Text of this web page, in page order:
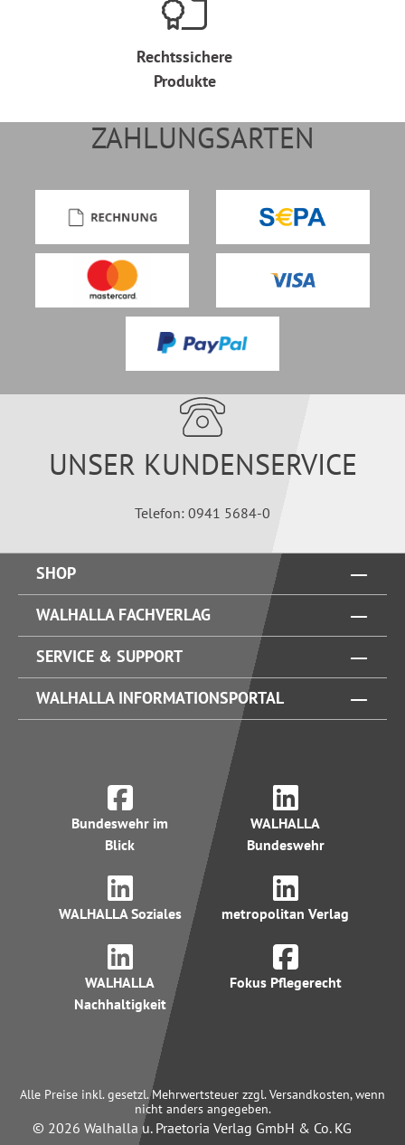
Rechtssichere
Produkte
ZAHLUNGSARTEN
UNSER KUNDENSERVICE
Telefon: 0941 5684-0
SHOP
WALHALLA FACHVERLAG
SERVICE & SUPPORT
WALHALLA INFORMATIONSPORTAL
Bundeswehr im
Blick
WALHALLA
Bundeswehr
WALHALLA Soziales metropolitan Verlag
WALHALLA
Nachhaltigkeit
Fokus Pflegerecht
Alle Preise inkl. gesetzl. Mehrwertsteuer zzgl. Versandkosten, wenn
nicht anders angegeben.
© 2026 Walhalla u. Praetoria Verlag GmbH & Co. KG